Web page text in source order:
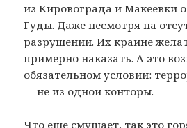
из Кировограда и Макеевки
Гуды. Даже несмотря на
разрушений. Их крайне
примерно наказать. А это
обязательном условии:
— не из одной конторы.
Что еще смущает, так это